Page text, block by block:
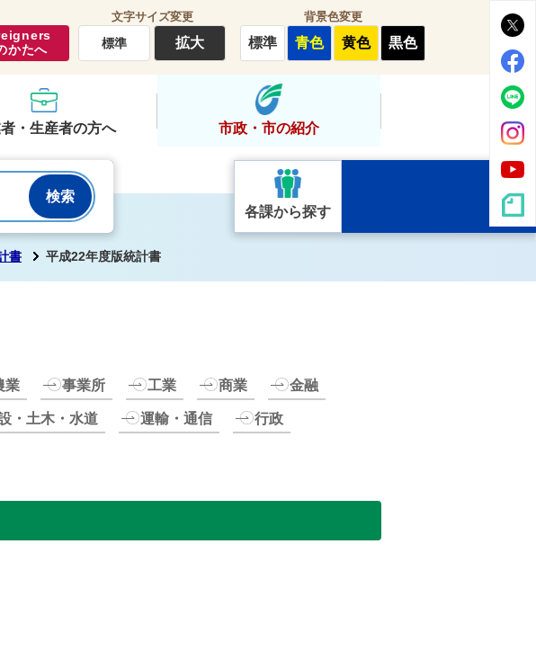
し・行政
かたへ
文字サイズ変更
標準 拡大
背景色変更
標準 青色 黄色 黒色
・生産者の方へ 市政・市の紹介
各課から探す
書 平成22年度版統計書
業 事業所 工業 商業 金融
・土木・水道 運輸・通信 行政